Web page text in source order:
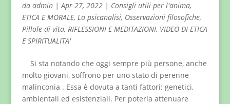
da admin|Apr 27, 2022| Consigli utili per l'anima,
ETICA E MORALE, La psicanalisi, Osservazioni filosofiche,
Pillole di vita, RIFLESSIONI E MEDITAZIONI, VIDEO DI ETICA
E SPIRITUALITA'
Si sta notando che oggi sempre più persone, anche
molto giovani, soffrono per uno stato di perenne
malinconia . Essa è dovuta a tanti fattori: genetici,
ambientali ed esistenziali. Per poterla attenuare